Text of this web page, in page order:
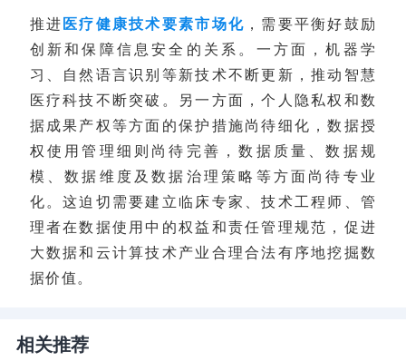
推进 医疗健康技术要素市场化 ，需要平衡好鼓励
创新和保障信息安全的关系。一方面，机器学
习、自然语言识别等新技术不断更新，推动智慧
医疗科技不断突破。另一方面，个人隐私权和数
据成果产权等方面的保护措施尚待细化，数据授
权使用管理细则尚待完善，数据质量、数据规
模、数据维度及数据治理策略等方面尚待专业
化。这迫切需要建立临床专家、技术工程师、管
理者在数据使用中的权益和责任管理规范，促进
大数据和云计算技术产业合理合法有序地挖掘数
据价值。
相关推荐